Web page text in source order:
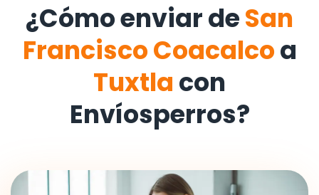
¿Cómo enviar deSan
Francisco Coacalcoa
Tuxtla con
Envíosperros?